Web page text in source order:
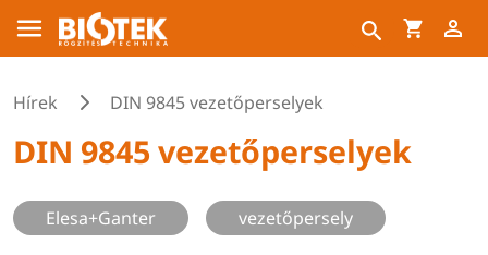
Hírek DIN 9845 vezetőperselyek
DIN 9845 vezetőperselyek
Elesa+Ganter vezetőpersely